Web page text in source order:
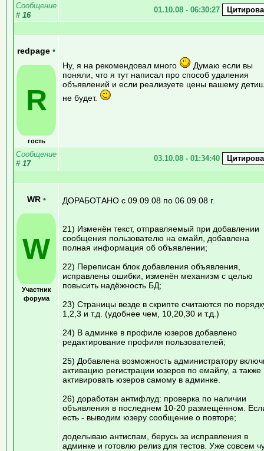
Сообщение
# 16
01.10.08 - 06:30:27
redpage •
R
гость
Ну, я на рекомендовал много
Думаю если вы
поняли, что я тут написал про способ удаления
объявлений и если реализуете цены вашему
не будет.
Сообщение
# 17
03.10.08 - 01:34:40
WR •
W
Участник
форума
ДОРАБОТАНО с 09.09.08 по 06.09.08 г.
21) Изменён текст, отправляемый при добавлении
сообщения пользователю на емайл, добавлена
полная информация об объявлении;
22) Переписан блок добавления объявления,
исправлены ошибки, изменён механизм с целью
повысить надёжность БД;
23) Страницы везде в скрипте считаются по
1,2,3 и т.д. (удобнее чем, 10,20,30 и т.д.)
24) В админке в профиле юзеров добавлено
редактирование профиля пользователей;
25) Добавлена возможность администратору
активацию регистрации юзеров по емайлу, а также
активировать юзеров самому в админке.
26) доработан антифлуд: проверка по наличии
объявления в последнем 10-20 размещённом.
есть - выводим юзеру сообщение о повторе;
доделываю антиспам, берусь за исправления в
админке и готовлю релиз для тестов. Уже совсем